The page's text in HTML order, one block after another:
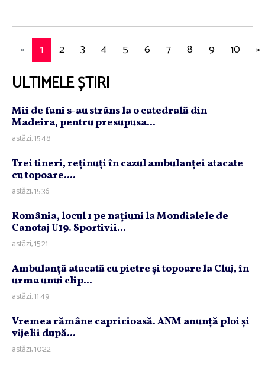
« 1 2 3 4 5 6 7 8 9 10 »
ULTIMELE ȘTIRI
Mii de fani s-au strâns la o catedrală din
Madeira, pentru presupusa...
astăzi, 15:48
Trei tineri, reţinuţi în cazul ambulanţei atacate
cu topoare....
astăzi, 15:36
România, locul 1 pe naţiuni la Mondialele de
Canotaj U19. Sportivii...
astăzi, 15:21
Ambulanţă atacată cu pietre şi topoare la Cluj, în
urma unui clip...
astăzi, 11:49
Vremea rămâne capricioasă. ANM anunţă ploi şi
vijelii după...
astăzi, 10:22